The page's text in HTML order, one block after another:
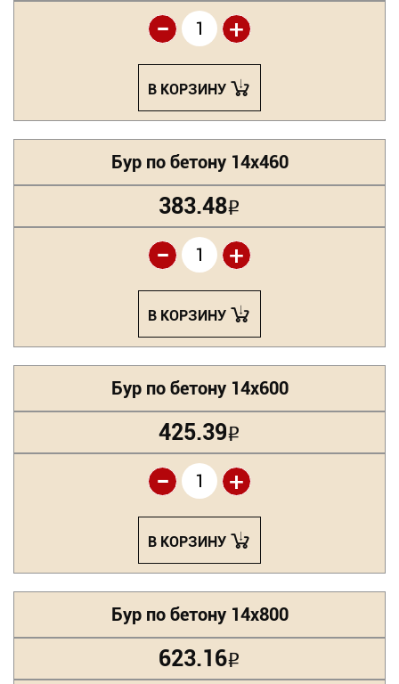
+
-
В КОРЗИНУ
Бур по бетону 14х460
383.48Р
+
-
В КОРЗИНУ
Бур по бетону 14х600
425.39Р
+
-
В КОРЗИНУ
Бур по бетону 14х800
623.16Р